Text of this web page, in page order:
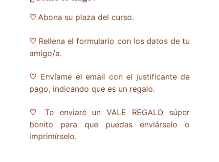
♡ Abona su plaza del curso.
♡ Rellena el formulario con los datos de tu
amigo/a.
♡ Envíame el email con el justificante de
pago, indicando que es un regalo.
♡
Te enviaré un VALE REGALO súper
bonito para que puedas enviárselo o
imprimírselo.